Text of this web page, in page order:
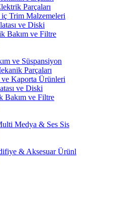
Parçaları
Trim Malzemeleri
ve Diski
Bakım ve Filtre
ve Süspansiyon
Parçaları
Kaporta Ürünleri
ve Diski
Bakım ve Filtre
Medya & Ses Sis
& Aksesuar Ürünl